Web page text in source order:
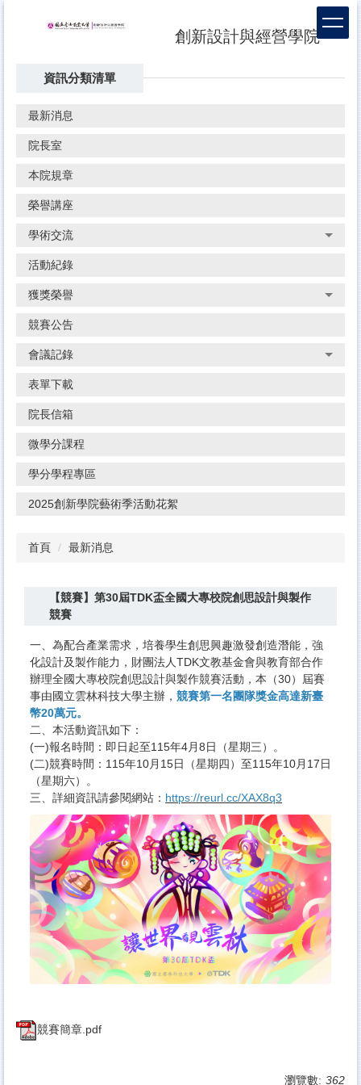
創新設計與經營學院
資訊分類清單
最新消息
院長室
本院規章
榮譽講座
學術交流
活動紀錄
獲獎榮譽
競賽公告
會議記錄
表單下載
院長信箱
微學分課程
學分學程專區
2025創新學院藝術季活動花絮
首頁 最新消息
【競賽】第30屆TDK盃全國大專校院創思設計與製作
競賽
一、為配合產業需求，培養學生創思興趣激發創造潛能，強
化設計及製作能力，財團法人TDK文教基金會與教育部合作
辦理全國大專校院創思設計與製作競賽活動，本（30）屆賽
事由國立雲林科技大學主辦， 競賽第一名團隊獎金高達新臺
幣20萬元。
二、本活動資訊如下：
(一)報名時間：即日起至115年4月8日（星期三）。
(二)競賽時間：115年10月15日（星期四）至115年10月17日
（星期六）。
三、詳細資訊請參閱網站： https://reurl.cc/XAX8q3
競賽簡章.pdf
瀏覽數: 362